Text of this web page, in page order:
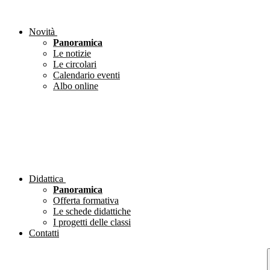
Novità
Panoramica
Le notizie
Le circolari
Calendario eventi
Albo online
Didattica
Panoramica
Offerta formativa
Le schede didattiche
I progetti delle classi
Contatti